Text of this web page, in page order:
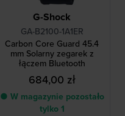
G-Shock
GA-B2100-1A1ER
Carbon Core Guard 45.4
mm Solarny zegarek z
łączem Bluetooth
684,00 zł
● W magazynie pozostało
tylko 1